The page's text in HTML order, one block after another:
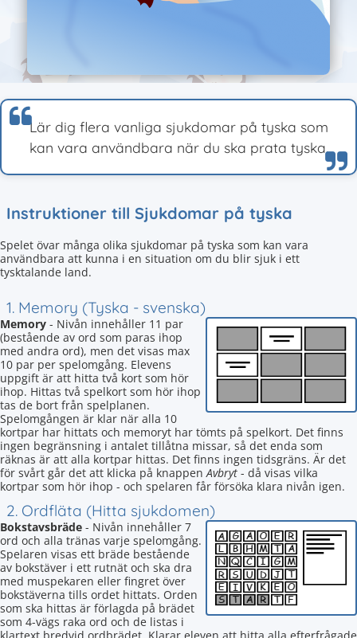
Lär dig flera vanliga sjukdomar på tyska som
kan vara användbara när du ska prata tyska.
Instruktioner till Sjukdomar på tyska
Spelet övar många olika sjukdomar på tyska som kan vara
användbara att kunna i en situation om du blir sjuk i ett
tysktalande land.
1. Memory (Tyska - svenska)
Memory - Nivån innehåller 11 par
(bestående av ord som paras ihop
med andra ord), men det visas max
10 par per spelomgång. Elevens
uppgift är att hitta två kort som hör
ihop. Hittas två spelkort som hör ihop
tas de bort från spelplanen.
Spelomgången är klar när alla 10
kortpar har hittats och memoryt har tömts på spelkort. Det finns
ingen begränsning i antalet tillåtna missar, så det enda som
räknas är att alla kortpar hittas. Det finns ingen tidsgräns. Är det
för svårt går det att klicka på knappenAvbryt - då visas vilka
kortpar som hör ihop - och spelaren får försöka klara nivån igen.
2. Ordfläta (Hitta sjukdomen)
Bokstavsbräde - Nivån innehåller 7
ord och alla tränas varje spelomgång.
Spelaren visas ett bräde bestående
av bokstäver i ett rutnät och ska dra
med muspekaren eller fingret över
bokstäverna tills ordet hittats. Orden
som ska hittas är förlagda på brädet
som 4-vägs raka ord och de listas i